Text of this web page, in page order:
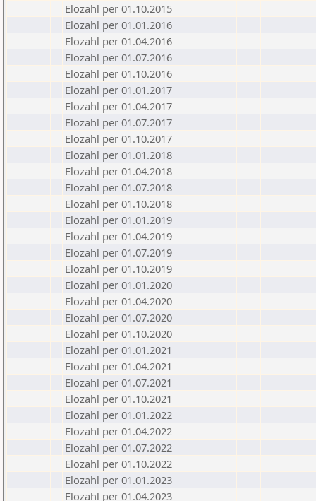
Elozahl per 01.10.2015
Elozahl per 01.01.2016
Elozahl per 01.04.2016
Elozahl per 01.07.2016
Elozahl per 01.10.2016
Elozahl per 01.01.2017
Elozahl per 01.04.2017
Elozahl per 01.07.2017
Elozahl per 01.10.2017
Elozahl per 01.01.2018
Elozahl per 01.04.2018
Elozahl per 01.07.2018
Elozahl per 01.10.2018
Elozahl per 01.01.2019
Elozahl per 01.04.2019
Elozahl per 01.07.2019
Elozahl per 01.10.2019
Elozahl per 01.01.2020
Elozahl per 01.04.2020
Elozahl per 01.07.2020
Elozahl per 01.10.2020
Elozahl per 01.01.2021
Elozahl per 01.04.2021
Elozahl per 01.07.2021
Elozahl per 01.10.2021
Elozahl per 01.01.2022
Elozahl per 01.04.2022
Elozahl per 01.07.2022
Elozahl per 01.10.2022
Elozahl per 01.01.2023
Elozahl per 01.04.2023